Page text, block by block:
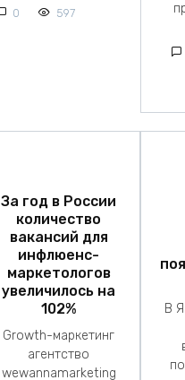
0 597
За год в России
количество
вакансий для
инфлюенс-
маркетологов
увеличилось на
102%
Growth-маркетинг
агентство
wewannamarketing
В